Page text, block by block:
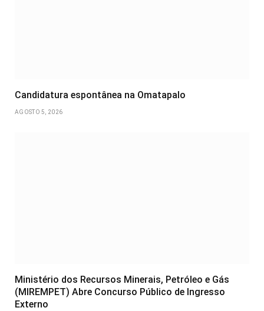
Candidatura espontânea na Omatapalo
AGOSTO 5, 2026
Ministério dos Recursos Minerais, Petróleo e Gás
(MIREMPET) Abre Concurso Público de Ingresso
Externo